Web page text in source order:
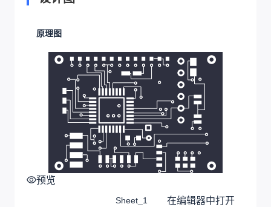
原理图
预览
Sheet_1 在编辑器中打开